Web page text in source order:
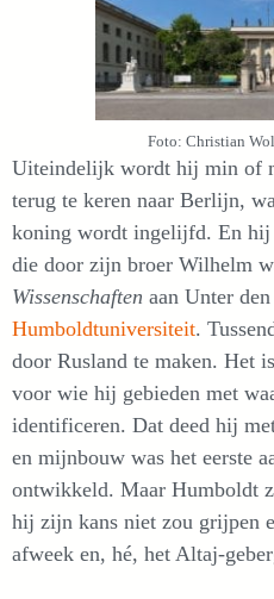
Foto: Christian
Uiteindelijk wordt hij min of
terug te keren naar Berlijn,
koning wordt ingelijfd. En hij
die door zijn broer Wilhelm
Wissenschaften aan Unter
Humboldtuniversiteit.
door Rusland te maken. Het
voor wie hij gebieden met
identificeren. Dat deed hij
en mijnbouw was het eerste
ontwikkeld. Maar Humboldt
hij zijn kans niet zou grijpen
afweek en, hé, het Altaj-